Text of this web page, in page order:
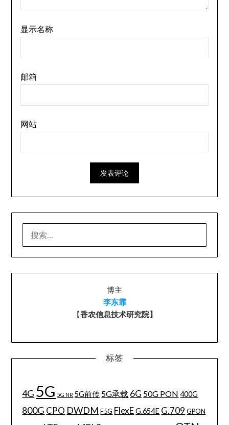
显示名称
邮箱
网站
索：
博主
李东霏
【香农信息技术研究院】
标签
4G 5G 5G NR 5G前传 5G承载 6G 50G PON 400G
800G CPO DWDM F5G FlexE G.654E G.709 GPON